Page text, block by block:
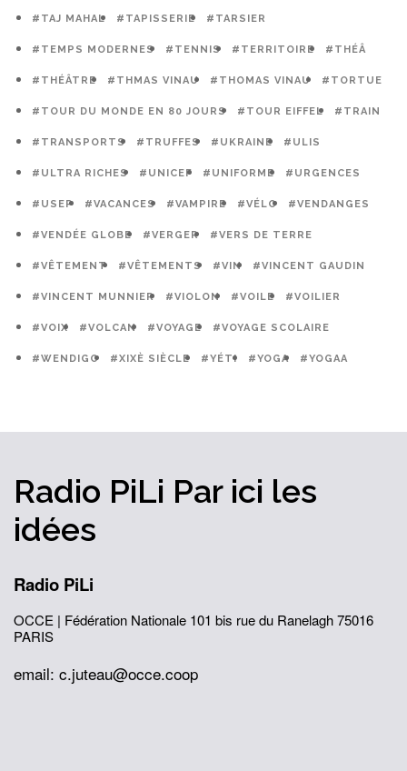
#TAJ MAHAL #TAPISSERIE #TARSIER
#TEMPS MODERNES #TENNIS #TERRITOIRE #THÉÂ
#THÉÂTRE #THMAS VINAU #THOMAS VINAU #TORTUE
#TOUR DU MONDE EN 80 JOURS #TOUR EIFFEL #TRAIN
#TRANSPORTS #TRUFFES #UKRAINE #ULIS
#ULTRA RICHES #UNICEF #UNIFORME #URGENCES
#USEP #VACANCES #VAMPIRE #VÉLO #VENDANGES
#VENDÉE GLOBE #VERGER #VERS DE TERRE
#VÊTEMENT #VÊTEMENTS #VIN #VINCENT GAUDIN
#VINCENT MUNNIER #VIOLON #VOILE #VOILIER
#VOIX #VOLCAN #VOYAGE #VOYAGE SCOLAIRE
#WENDIGO #XIXÈ SIÈCLE #YÉTI #YOGA #YOGAA
Radio PiLi Par ici les
idées
Radio PiLi
OCCE | Fédération Nationale 101 bis rue du Ranelagh75016
PARIS
email: c.juteau@occe.coop